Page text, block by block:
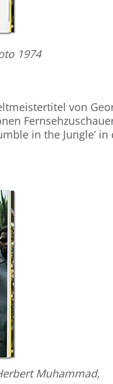
1974
von
in the Jungle‘
Muhammad,